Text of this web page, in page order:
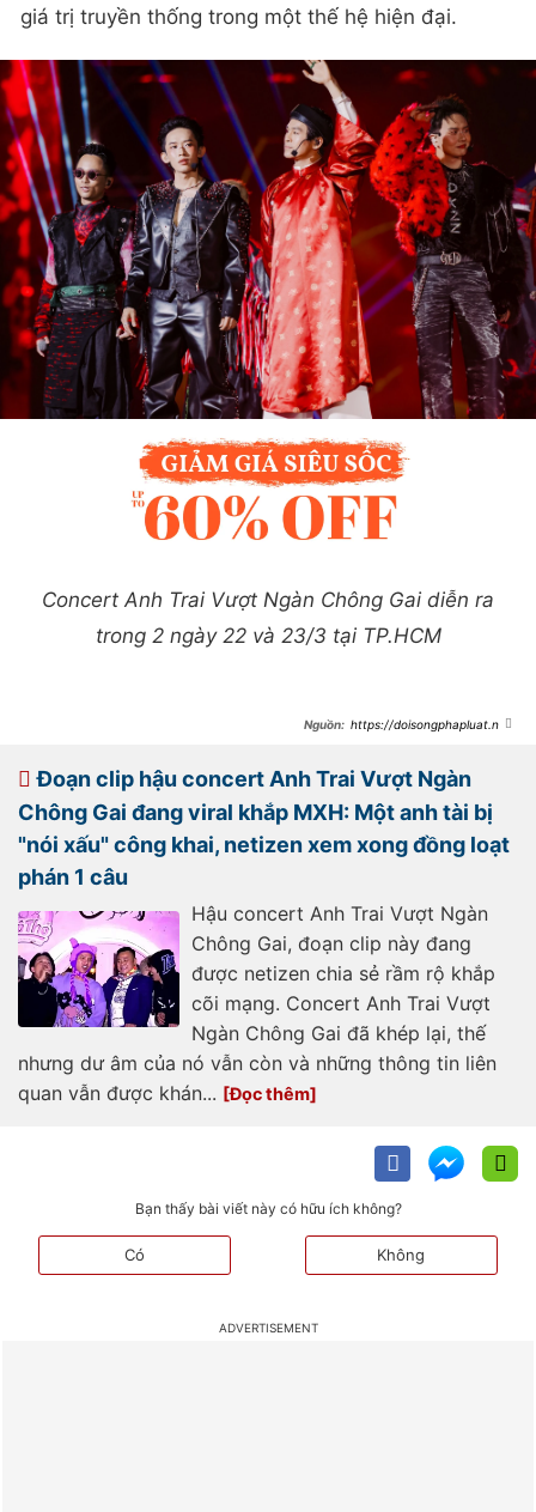
giá trị truyền thống trong một thế hệ hiện đại.
Concert Anh Trai Vượt Ngàn Chông Gai diễn ra
trong 2 ngày 22 và 23/3 tại TP.HCM
https://doisongphapluat.ngu
quan-quanh-nguoi-ma-lo-lang-
a519276.html
Đoạn clip hậu concert Anh Trai Vượt Ngàn
Chông Gai đang viral khắp MXH: Một anh tài bị
"nói xấu" công khai, netizen xem xong đồng loạt
phán 1 câu
Hậu concert Anh Trai Vượt Ngàn
Chông Gai, đoạn clip này đang
được netizen chia sẻ rầm rộ khắp
cõi mạng. Concert Anh Trai Vượt
Ngàn Chông Gai đã khép lại, thế
nhưng dư âm của nó vẫn còn và những thông tin liên
quan vẫn được khán...
Bạn thấy bài viết này có hữu ích không?
Có Không